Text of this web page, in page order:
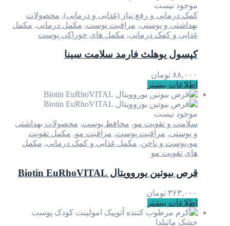
موجود نیست
کمک درمانی و رفع نیاز (غذایی و درمانی), محصولات
بهداشتی و پوستی, مراقبت پوست, مکمل درمانی, مکمل
غذایی و کمک درمانی, مکمل های خوراکی پوست
کپسول یوهلث فارمد سلامت سینا
۸۸,۰۰۰ تومان
اطلاعات بیشتر
موجود نیست
سلامت و تقویت مو, محافظ پوست, محصولات بهداشتی
و پوستی, مراقبت پوست, مراقبت مو, مکمل تقویت
مو،پوست و ناخن, مکمل غذایی و کمک درمانی, مکمل
های تقویت مو
قرص بیوتین یوروویتال Biotin EuRhoVITAL
۳۶۳,۰۰۰ تومان
اطلاعات بیشتر